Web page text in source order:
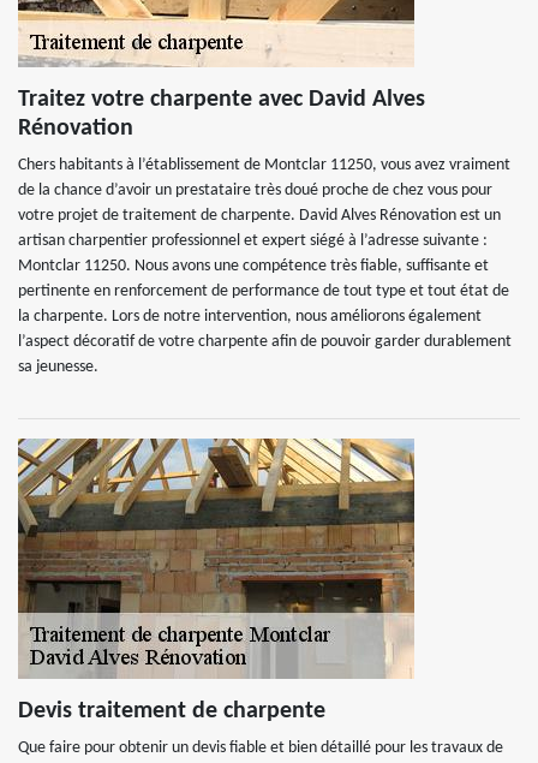
Traitez votre charpente avec David Alves
Rénovation
Chers habitants à l’établissement de Montclar 11250, vous avez vraiment
de la chance d’avoir un prestataire très doué proche de chez vous pour
votre projet de traitement de charpente. David Alves Rénovation est un
artisan charpentier professionnel et expert siégé à l’adresse suivante :
Montclar 11250. Nous avons une compétence très fiable, suffisante et
pertinente en renforcement de performance de tout type et tout état de
la charpente. Lors de notre intervention, nous améliorons également
l’aspect décoratif de votre charpente afin de pouvoir garder durablement
sa jeunesse.
Devis traitement de charpente
Que faire pour obtenir un devis fiable et bien détaillé pour les travaux de